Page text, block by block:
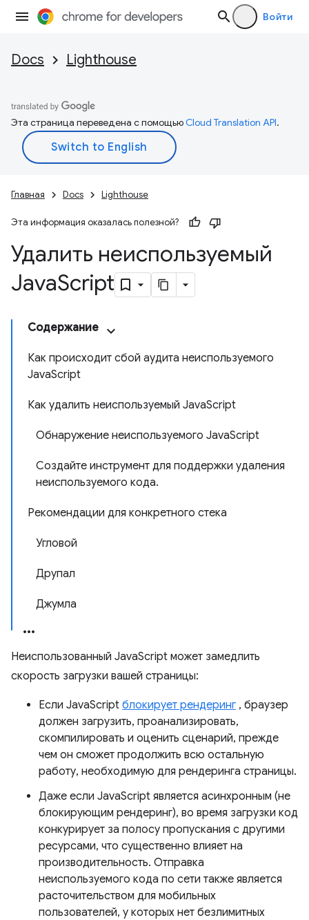
Войти
Docs Lighthouse
Эта страница переведена с помощьюCloud Translation API.
Главная Docs Lighthouse
Эта информация оказалась полезной?
Удалить неиспользуемый
JavaScript
Содержание
Как происходит сбой аудита неиспользуемого
JavaScript
Как удалить неиспользуемый JavaScript
Обнаружение неиспользуемого JavaScript
Создайте инструмент для поддержки удаления
неиспользуемого кода.
Рекомендации для конкретного стека
Угловой
Друпал
Джумла
Неиспользованный JavaScript может замедлить
скорость загрузки вашей страницы:
Если JavaScript блокирует рендеринг , браузер
должен загрузить, проанализировать,
скомпилировать и оценить сценарий, прежде
чем он сможет продолжить всю остальную
работу, необходимую для рендеринга страницы.
Даже если JavaScript является асинхронным (не
блокирующим рендеринг), во время загрузки код
конкурирует за полосу пропускания с другими
ресурсами, что существенно влияет на
производительность. Отправка
неиспользуемого кода по сети также является
расточительством для мобильных
пользователей, у которых нет безлимитных